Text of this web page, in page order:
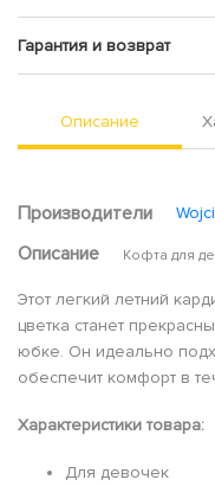
Гарантия и возврат
Описание
Производители
Описание Кофта для
Этот легкий летний
цветка станет
юбке. Он идеально
обеспечит комфорт в
Характеристики товара:
Для девочек